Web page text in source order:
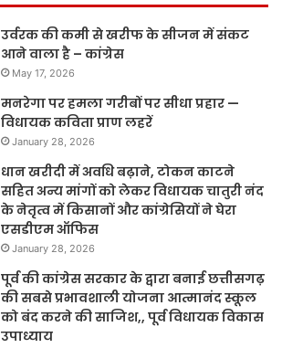
उर्वरक की कमी से खरीफ के सीजन में संकट
आने वाला है – कांग्रेस
May 17, 2026
मनरेगा पर हमला गरीबों पर सीधा प्रहार —
विधायक कविता प्राण लहरें
January 28, 2026
धान खरीदी में अवधि बढ़ाने, टोकन काटने
सहित अन्य मांगों को लेकर विधायक चातुरी नंद
के नेतृत्व में किसानों और कांग्रेसियों ने घेरा
एसडीएम ऑफिस
January 28, 2026
पूर्व की कांग्रेस सरकार के द्वारा बनाई छत्तीसगढ़
की सबसे प्रभावशाली योजना आत्मानंद स्कूल
को बंद करने की साजिश,, पूर्व विधायक विकास
उपाध्याय